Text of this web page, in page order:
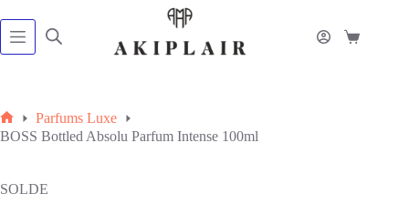
au
contenu
Panier
Accueil
Parfums Luxe
BOSS Bottled Absolu Parfum Intense 100ml
SOLDE